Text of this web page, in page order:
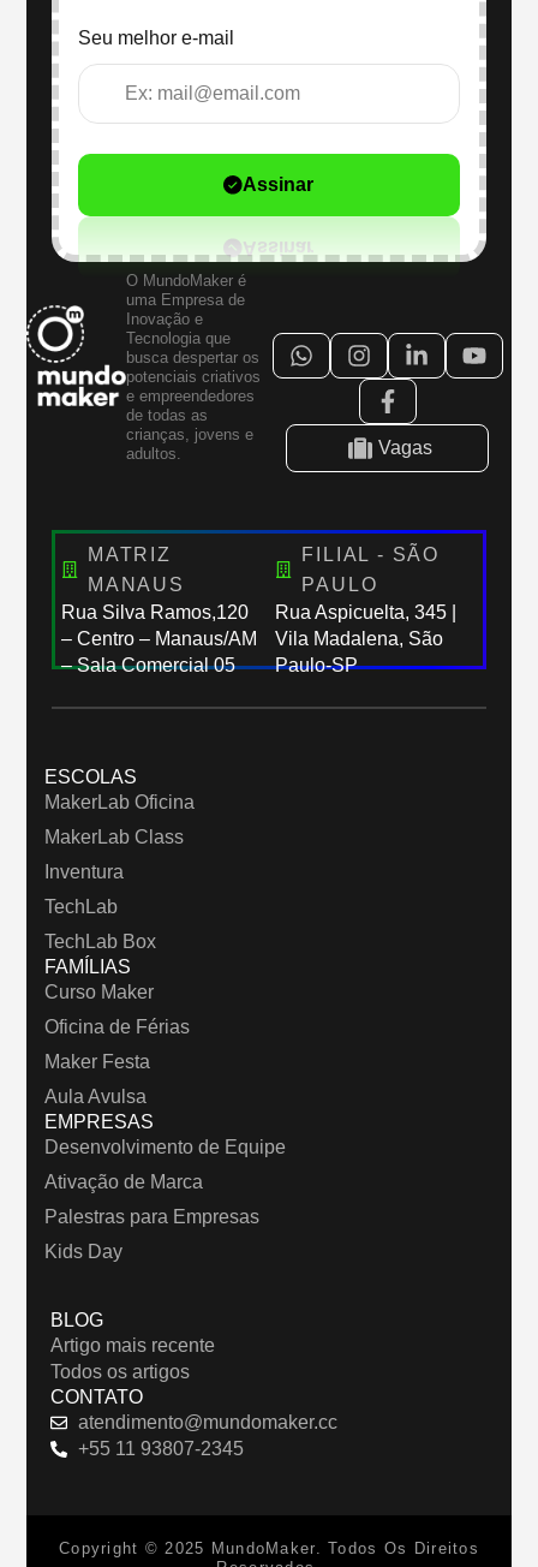
Seu melhor e-mail
Assinar
O MundoMaker é
uma Empresa de
Inovação e
Tecnologia que
busca despertar os
potenciais criativos
e empreendedores
de todas as
crianças, jovens e
adultos.
Vagas
MATRIZ
MANAUS
Rua Silva Ramos,120
– Centro – Manaus/AM
– Sala Comercial 05
FILIAL - SÃO
PAULO
Rua Aspicuelta, 345 |
Vila Madalena, São
Paulo-SP
ESCOLAS
MakerLab Oficina
MakerLab Class
Inventura
TechLab
TechLab Box
FAMÍLIAS
Curso Maker
Oficina de Férias
Maker Festa
Aula Avulsa
EMPRESAS
Desenvolvimento de Equipe
Ativação de Marca
Palestras para Empresas
Kids Day
BLOG
Artigo mais recente
Todos os artigos
CONTATO
atendimento@mundomaker.cc
+55 11 93807-2345
Copyright © 2025 MundoMaker. Todos Os Direitos